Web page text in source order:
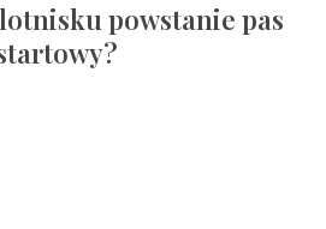
powstanie pas